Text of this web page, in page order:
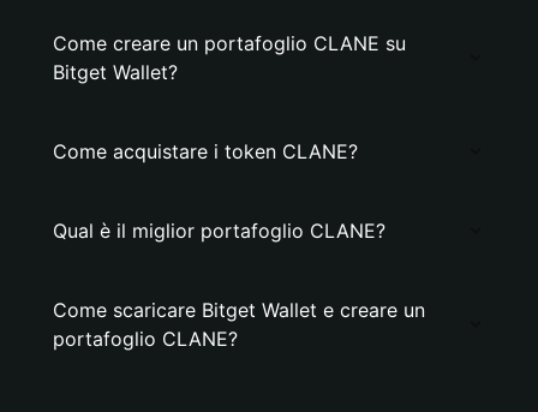
Come creare un portafoglio CLANE su
Bitget Wallet?
Come acquistare i token CLANE?
Qual è il miglior portafoglio CLANE?
Come scaricare Bitget Wallet e creare un
portafoglio CLANE?